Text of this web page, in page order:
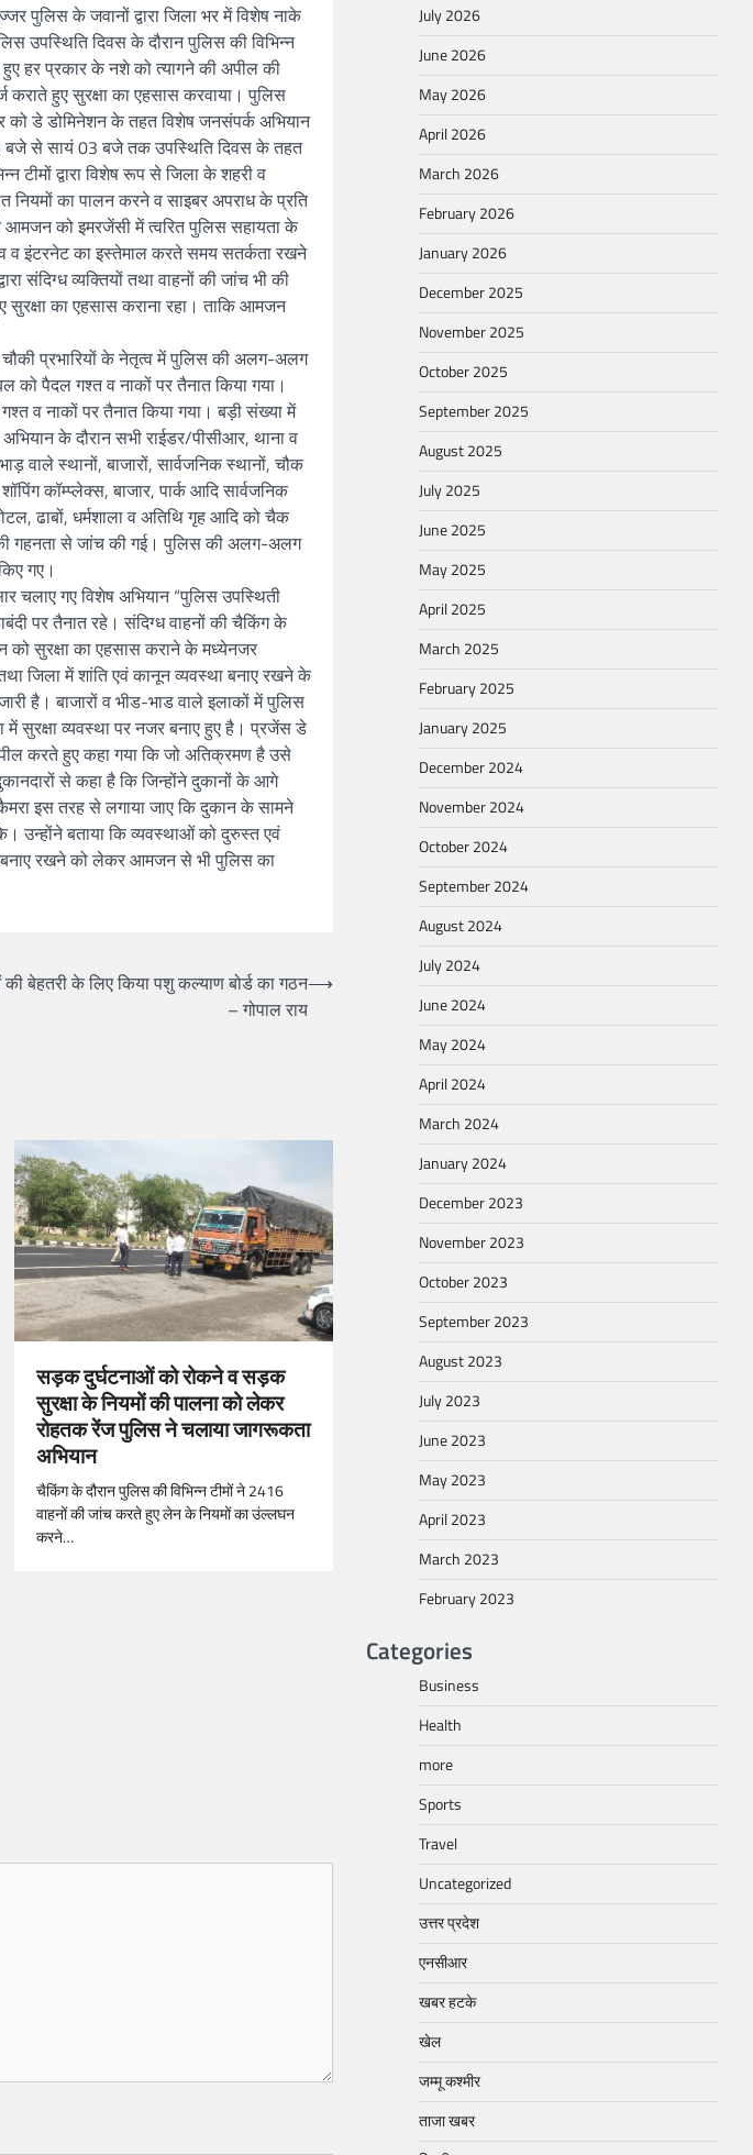
पुलिस के जवानों द्वारा जिला भर में विशेष नाके
उपस्थिति दिवस के दौरान पुलिस की विभिन्न
हर प्रकार के नशे को त्यागने की अपील की
कराते हुए सुरक्षा का एहसास करवाया। पुलिस
को डे डोमिनेशन के तहत विशेष जनसंपर्क अभियान
बजे से सायं 03 बजे तक उपस्थिति दिवस के तहत
टीमों द्वारा विशेष रूप से जिला के शहरी व
नियमों का पालन करने व साइबर अपराध के प्रति
आमजन को इमरजेंसी में त्वरित पुलिस सहायता के
व इंटरनेट का इस्तेमाल करते समय सतर्कता रखने
संदिग्ध व्यक्तियों तथा वाहनों की जांच भी की
का एहसास कराना रहा। ताकि आमजन
चौकी प्रभारियों के नेतृत्व में पुलिस की अलग-अलग
को पैदल गश्त व नाकों पर तैनात किया गया।
व नाकों पर तैनात किया गया। बड़ी संख्या में
के दौरान सभी राईडर/पीसीआर, थाना व
वाले स्थानों, बाजारों, सार्वजनिक स्थानों, चौक
कॉम्प्लेक्स, बाजार, पार्क आदि सार्वजनिक
ढाबों, धर्मशाला व अतिथि गृह आदि को चैक
की गहनता से जांच की गई। पुलिस की अलग-अलग
गए।
चलाए गए विशेष अभियान “पुलिस उपस्थिती
पर तैनात रहे। संदिग्ध वाहनों की चैकिंग के
को सुरक्षा का एहसास कराने के मध्येनजर
जिला में शांति एवं कानून व्यवस्था बनाए रखने के
है। बाजारों व भीड-भाड वाले इलाकों में पुलिस
में सुरक्षा व्यवस्था पर नजर बनाए हुए है। प्रजेंस डे
करते हुए कहा गया कि जो अतिक्रमण है उसे
से कहा है कि जिन्होंने दुकानों के आगे
इस तरह से लगाया जाए कि दुकान के सामने
उन्होंने बताया कि व्यवस्थाओं को दुरुस्त एवं
बनाए रखने को लेकर आमजन से भी पुलिस का
बेहतरी के लिए किया पशु कल्याण बोर्ड का गठन
– गोपाल राय
⟶
सड़क दुर्घटनाओं को रोकने व सड़क
सुरक्षा के नियमों की पालना को लेकर
रोहतक रेंज पुलिस ने चलाया जागरूकता
अभियान
चैकिंग के दौरान पुलिस की विभिन्न टीमों ने 2416
वाहनों की जांच करते हुए लेन के नियमों का उंल्लघन
करने…
July 2026
June 2026
May 2026
April 2026
March 2026
February 2026
January 2026
December 2025
November 2025
October 2025
September 2025
August 2025
July 2025
June 2025
May 2025
April 2025
March 2025
February 2025
January 2025
December 2024
November 2024
October 2024
September 2024
August 2024
July 2024
June 2024
May 2024
April 2024
March 2024
January 2024
December 2023
November 2023
October 2023
September 2023
August 2023
July 2023
June 2023
May 2023
April 2023
March 2023
February 2023
Categories
Business
Health
more
Sports
Travel
Uncategorized
उत्तर प्रदेश
एनसीआर
खबर हटके
खेल
जम्मू कश्मीर
ताजा खबर